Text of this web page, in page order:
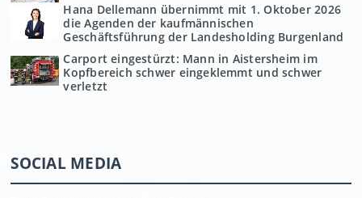
Hana Dellemann übernimmt mit 1. Oktober 2026
die Agenden der kaufmännischen
Geschäftsführung der Landesholding Burgenland
Carport eingestürzt: Mann in Aistersheim im
Kopfbereich schwer eingeklemmt und schwer
verletzt
SOCIAL MEDIA